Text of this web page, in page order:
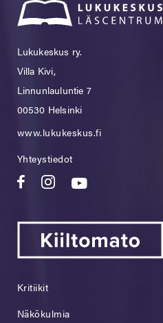
Lukukeskus ry.
Villa Kivi,
Linnunlauluntie 7
00530 Helsinki
www.lukukeskus.fi
Yhteystiedot
Kritiikit
Näkökulmia